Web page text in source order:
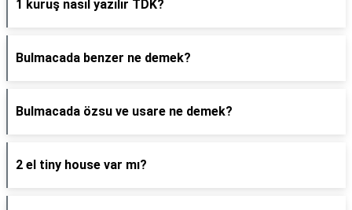
1 kuruş nasıl yazılır TDK?
Bulmacada benzer ne demek?
Bulmacada özsu ve usare ne demek?
2 el tiny house var mı?